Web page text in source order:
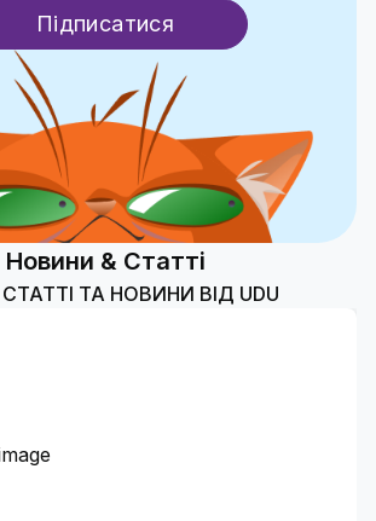
Підписатися
Новини & Статті
СТАТТІ ТА НОВИНИ ВІД UDU